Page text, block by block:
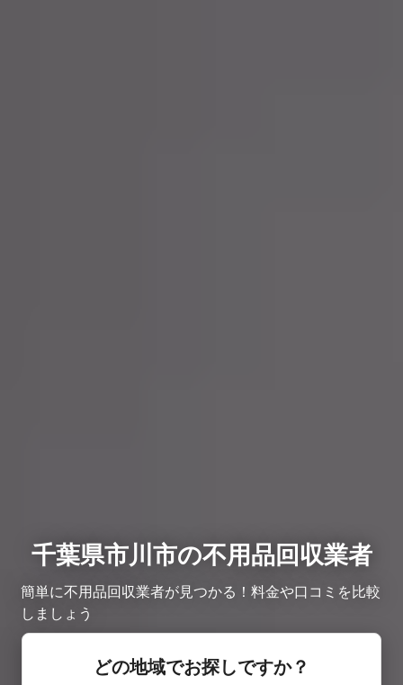
千葉県市川市の不用品回収業者
簡単に不用品回収業者が見つかる！料金や口コミを比較
しましょう
どの地域でお探しですか？